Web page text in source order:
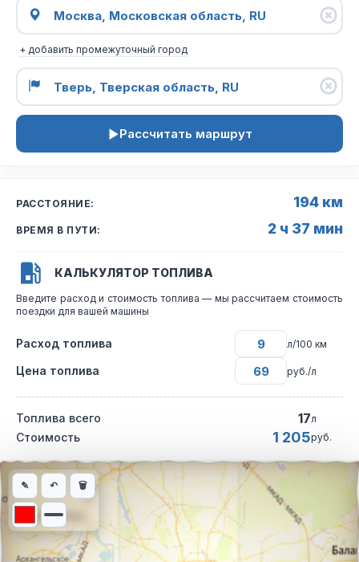
+ добавить промежуточный город
Рассчитать маршрут
РАССТОЯНИЕ: 194 км
ВРЕМЯ В ПУТИ: 2 ч 37 мин
КАЛЬКУЛЯТОР ТОПЛИВА
Введите расход и стоимость топлива — мы рассчитаем стоимость
поездки для вашей машины
Расход топлива л/100 км
Цена топлива руб./л
Топлива всего 17л
Стоимость 1 205руб.
Интерактивная карта автомобильного маршрута из города
✎ ↶ 🗑